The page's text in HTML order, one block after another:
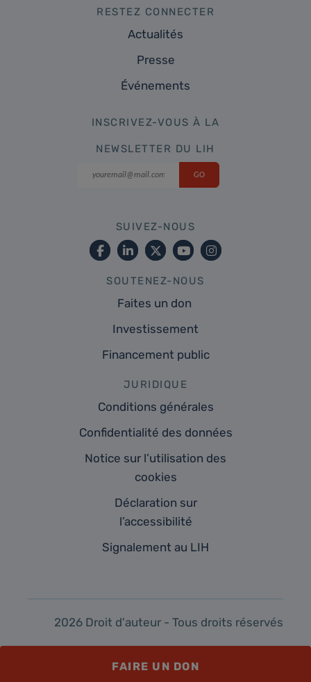
RESTEZ CONNECTER
Actualités
Presse
Événements
INSCRIVEZ-VOUS À LA
NEWSLETTER DU LIH
SUIVEZ-NOUS
SOUTENEZ-NOUS
Faites un don
Investissement
Financement public
JURIDIQUE
Conditions générales
Confidentialité des données
Notice sur l’utilisation des
cookies
Déclaration sur
l’accessibilité
Signalement au LIH
2026 Droit d'auteur - Tous droits réservés
FAIRE UN DON